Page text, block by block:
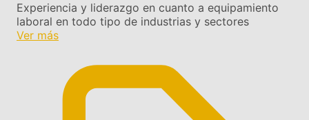
Experiencia y liderazgo en cuanto a equipamiento
laboral en todo tipo de industrias y sectores
Ver más